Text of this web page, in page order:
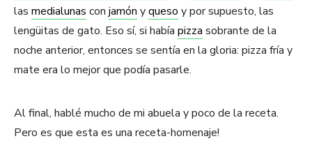
las medialunas con jamón yqueso y por supuesto, las
lengüitas de gato. Eso sí, si había pizza sobrante de la
noche anterior, entonces se sentía en la gloria: pizza fría y
mate era lo mejor que podía pasarle.
Al final, hablé mucho de mi abuela y poco de la receta.
Pero es que esta es una receta-homenaje!